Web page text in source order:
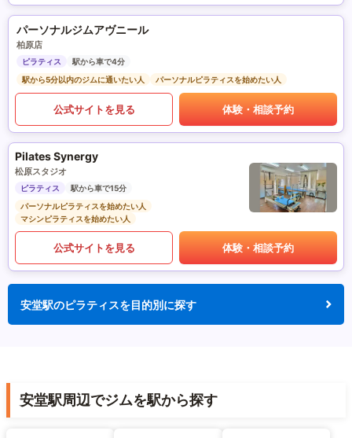
パーソナルジムアヴニール
柏原店
ピラティス
駅から車で4分
駅から5分以内のジムに通いたい人
パーソナルピラティスを始めたい人
公式サイトを見る 体験・相談予約
Pilates Synergy
松原スタジオ
ピラティス
駅から車で15分
パーソナルピラティスを始めたい人
マシンピラティスを始めたい人
公式サイトを見る 体験・相談予約
安堂駅のピラティスを目的別に探す
安堂駅周辺でジムを駅から探す